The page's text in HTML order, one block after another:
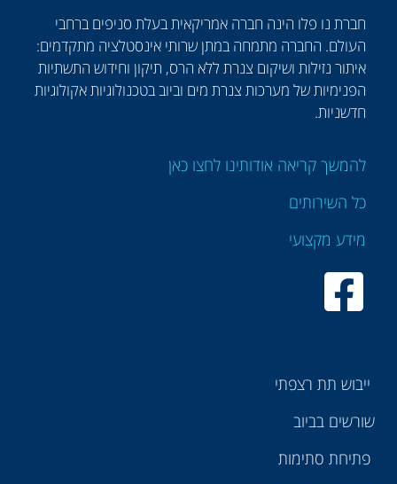
ייבוש תת רצפתי
שורשים בביוב
פתיחת סתימות
חברת נו פלו הינה חברה אמריקאית בעלת סניפים ברחבי
העולם. החברה מתמחה במתן שרותי אינסטלציה מתקדמים:
איתור נזילות ושיקום צנרת ללא הרס, תיקון וחידוש התשתיות
הפנימיות של מערכות צנרת מים וביוב בטכנולוגיות אקולוגיות
חדשניות.
להמשך קריאה אודותינו לחצו כאן
כל השירותים
מידע מקצועי